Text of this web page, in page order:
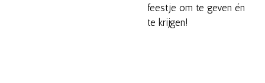
feestje om te geven én
te krijgen!